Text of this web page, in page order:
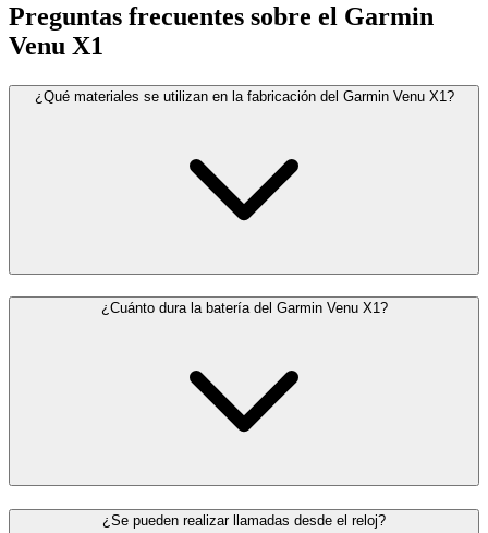
Preguntas frecuentes sobre el Garmin
Venu X1
¿Qué materiales se utilizan en la fabricación del Garmin Venu X1?
¿Cuánto dura la batería del Garmin Venu X1?
¿Se pueden realizar llamadas desde el reloj?